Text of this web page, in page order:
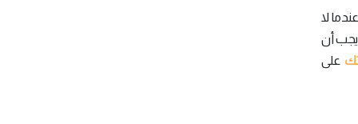
لا
يجب أن
على